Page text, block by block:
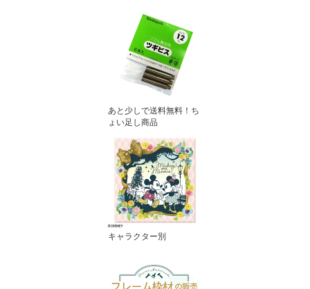
あと少しで送料無料！ち
ょい足し商品
キャラクター別